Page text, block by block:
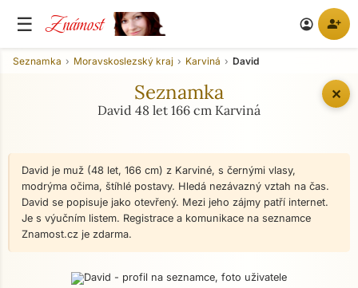
☰ Známost account_circle person_add
✕
Seznamka Moravskoslezský kraj Karviná David
Seznamka
David 48 let 166 cm Karviná
David je muž (48 let, 166 cm) z Karviné, s černými vlasy,
modrýma očima, štíhlé postavy. Hledá nezávazný vztah na čas.
David se popisuje jako otevřený. Mezi jeho zájmy patří internet.
Je s výučním listem. Registrace a komunikace na seznamce
Znamost.cz je zdarma.